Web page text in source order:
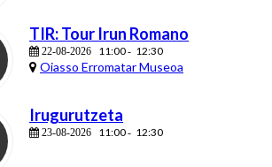
TIR: Tour Irun Romano
22-08-2026 11:00- 12:30
Oiasso Erromatar Museoa
Irugurutzeta
23-08-2026 11:00- 12:30